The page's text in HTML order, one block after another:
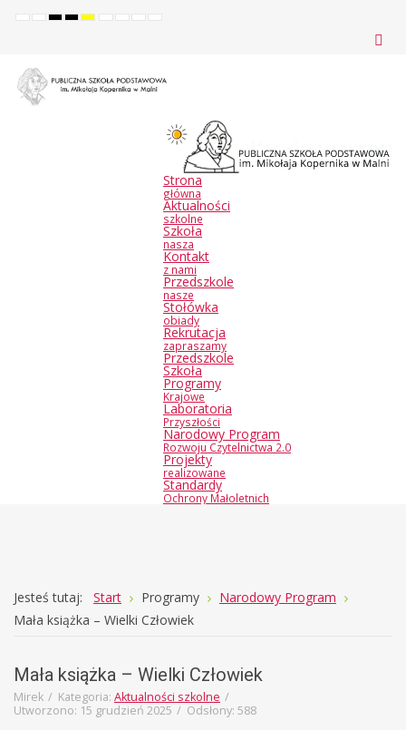
Default
NightHighHighHighSetSetMake
Set
Strona
główna
Aktualności
szkolne
Szkoła
nasza
Kontakt
z nami
Przedszkole
nasze
Stołówka
obiady
Rekrutacja
zapraszamy
Przedszkole
Szkoła
Programy
Krajowe
Laboratoria
Przyszłości
Narodowy Program
Rozwoju Czytelnictwa 2.0
Projekty
realizowane
Standardy
Ochrony Małoletnich
Jesteś tutaj: Start Programy
Narodowy Program
Mała książka – Wielki Człowiek
Mała książka – Wielki Człowiek
Mirek Kategoria: Aktualności szkolne
Utworzono: 15 grudzień 2025
Odsłony: 588